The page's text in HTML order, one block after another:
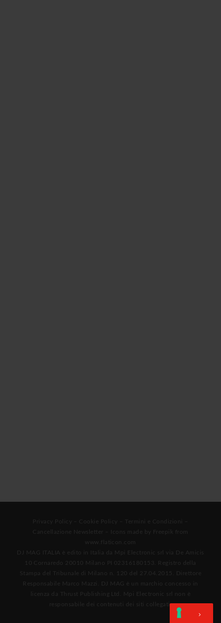
Privacy Policy Cookie Policy Termini e Condizioni
Cancellazione Newsletter
– Icons made by Freepik
from
www.flaticon.com
DJ MAG ITALIA è edito in Italia da Mpi Electronic srl via De Amicis
10 Cornaredo 20010 Milano PI 02316180153. Registro della
Stampa del Tribunale di Milano n. 120 del 27.04.2015. Direttore
Responsabile Marco Mazzi. DJ MAG è un marchio concesso in
licenza da Thrust Publishing Ltd. Mpi Electronic srl non è
responsabile dei contenuti dei siti collegati.